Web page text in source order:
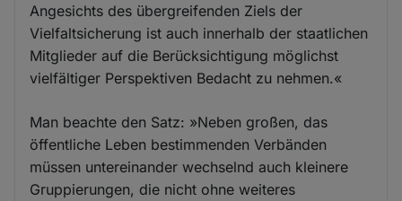
Angesichts des übergreifenden Ziels der
Vielfaltsicherung ist auch innerhalb der staatlichen
Mitglieder auf die Berücksichtigung möglichst
vielfältiger Perspektiven Bedacht zu nehmen.«
Man beachte den Satz: »Neben großen, das
öffentliche Leben bestimmenden Verbänden
müssen untereinander wechselnd auch kleinere
Gruppierungen, die nicht ohne weiteres